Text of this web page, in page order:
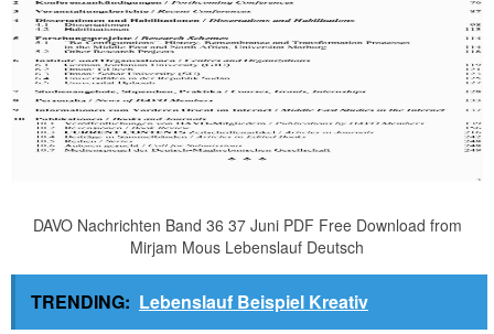
DAVO Nachrichten Band 36 37 Juni PDF Free Download from
Mirjam Mous Lebenslauf Deutsch
TRENDING: Lebenslauf Beispiel Kreativ